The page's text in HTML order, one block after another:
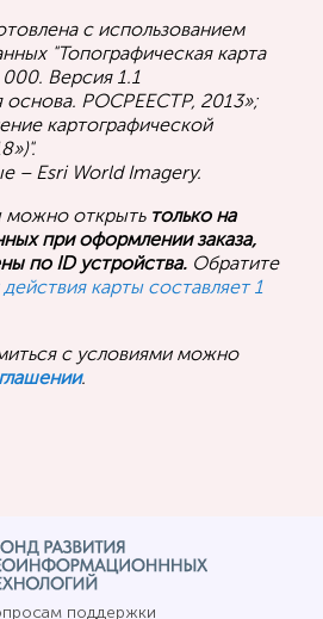
с использованием
"Топографическая карта
Версия 1.1
основа. РОСРЕЕСТР, 2013»;
картографической
– Esri World Imagery.
можно открыть только на
при оформлении заказа,
по ID устройства. Обратите
карты составляет 1
с условиями можно
.
поддержки